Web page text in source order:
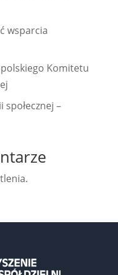
wsparcia
Komitetu
społecznej –